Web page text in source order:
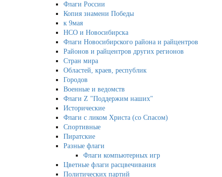
Флаги России
Копия знамени Победы
к 9мая
НСО и Новосибирска
Флаги Новосибирского района и райцентров
Районов и райцентров других регионов
Стран мира
Областей, краев, республик
Городов
Военные и ведомств
Флаги Z "Поддержим наших"
Исторические
Флаги с ликом Христа (со Спасом)
Спортивные
Пиратские
Разные флаги
Флаги компьютерных игр
Цветные флаги расцвечивания
Политических партий